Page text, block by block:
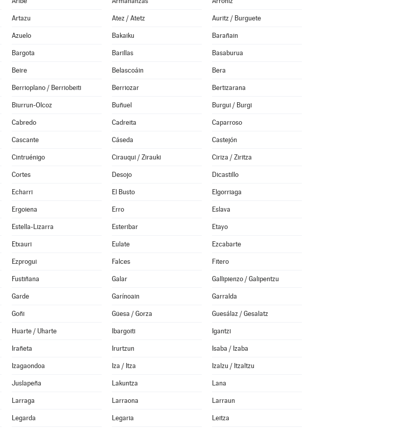
Artazu Atez / Atetz Auritz / Burguete
Azuelo Bakaiku Barañain
Bargota Barillas Basaburua
Beire Belascoáin Bera
Berrioplano / Berriobeiti Berriozar Bertizarana
Biurrun-Olcoz Buñuel Burgui / Burgi
Cabredo Cadreita Caparroso
Cascante Cáseda Castejón
Cintruénigo Cirauqui / Zirauki Ciriza / Ziritza
Cortes Desojo Dicastillo
Echarri El Busto Elgorriaga
Ergoiena Erro Eslava
Estella-Lizarra Esteribar Etayo
Etxauri Eulate Ezcabarte
Ezprogui Falces Fitero
Fustiñana Galar Gallipienzo / Galipentzu
Garde Garínoain Garralda
Goñi Güesa / Gorza Guesálaz / Gesalatz
Huarte / Uharte Ibargoiti Igantzi
Irañeta Irurtzun Isaba / Izaba
Izagaondoa Iza / Itza Izalzu / Itzaltzu
Juslapeña Lakuntza Lana
Larraga Larraona Larraun
Legarda Legaria Leitza